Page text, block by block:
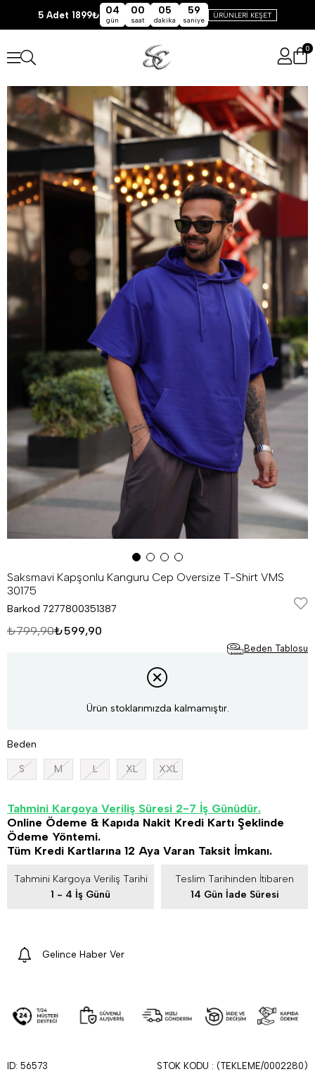
5 Adet 1899₺ 04
gün
00
saat
05
dakika
59
saniye
ÜRÜNLERİ KEŞET
0
Saksmavi Kapşonlu Kanguru Cep Oversize T-Shirt VMS
30175
Barkod 7277800351387
₺799,90₺599,90
Beden Tablosu
Ürün stoklarımızda kalmamıştır.
Beden
S M L XL XXL
Tahmini Kargoya Veriliş Süresi 2-7 İş Günüdür.
Online Ödeme & Kapıda Nakit Kredi Kartı Şeklinde
Ödeme Yöntemi.
Tüm Kredi Kartlarına 12 Aya Varan Taksit İmkanı.
Tahmini Kargoya Veriliş Tarihi
1 - 4 İş Günü
Teslim Tarihinden İtibaren
14 Gün İade Süresi
Gelince Haber Ver
ID: 56573 STOK KODU (TEKLEME/0002280)